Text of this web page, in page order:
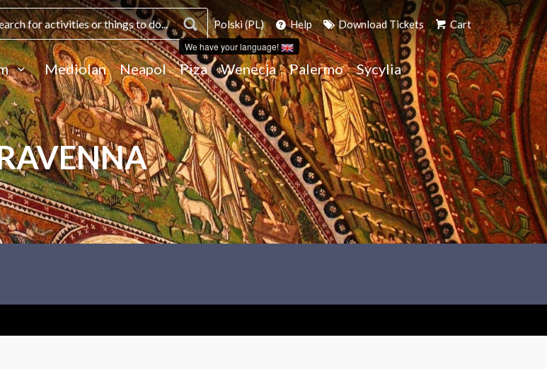
Polski (PL)
We have your language!
Help Download Tickets Cart
Mediolan Neapol Piza Wenecja Palermo Sycylia